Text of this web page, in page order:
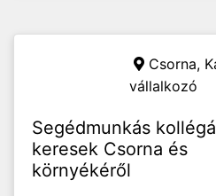
Csorna,
vállalkozó
Segédmunkás
keresek Csorna és
környékéről